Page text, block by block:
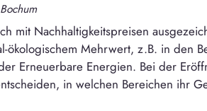
mit Nachhaltigkeitspreisen
ökologischem Mehrwert, z.B. in den
Erneuerbare Energien. Bei der
in welchen Bereichen ihr